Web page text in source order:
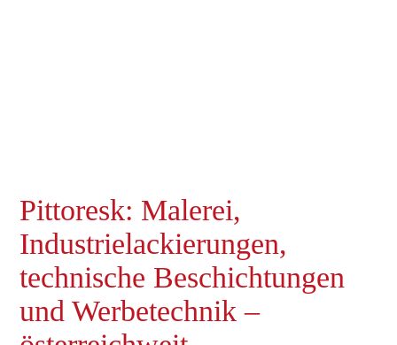
Pittoresk: Malerei,
Industrielackierungen,
technische Beschichtungen
und Werbetechnik –